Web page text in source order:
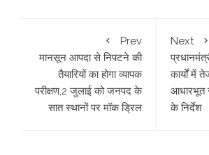
Prev
मानसून आपदा से निपटने की
तैयारियों का होगा व्यापक
परीक्षण,2 जुलाई को जनपद के
सात स्थानों पर मॉक ड्रिल
Next
कार्यों में
आधारभूत
के निर्देश